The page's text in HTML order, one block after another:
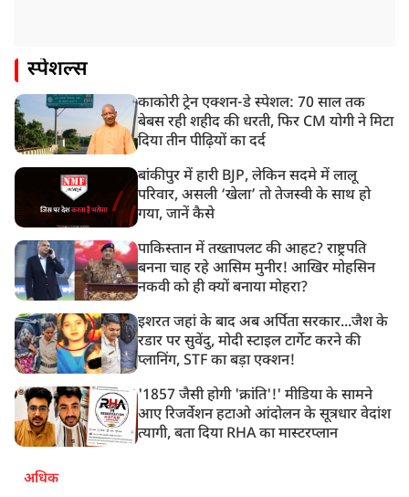
स्पेशल्स
काकोरी ट्रेन एक्शन-डे स्पेशल: 70 साल तक
बेबस रही शहीद की धरती, फिर CM योगी ने मिटा
दिया तीन पीढ़ियों का दर्द
बांकीपुर में हारी BJP, लेकिन सदमे में लालू
परिवार, असली ‘खेला’ तो तेजस्वी के साथ हो
गया, जानें कैसे
पाकिस्तान में तख्तापलट की आहट? राष्ट्रपति
बनना चाह रहे आसिम मुनीर! आखिर मोहसिन
नकवी को ही क्यों बनाया मोहरा?
इशरत जहां के बाद अब अर्पिता सरकार...जैश के
रडार पर सुवेंदु, मोदी स्टाइल टार्गेट करने की
प्लानिंग, STF का बड़ा एक्शन!
'1857 जैसी होगी 'क्रांति'!' मीडिया के सामने
आए रिजर्वेशन हटाओ आंदोलन के सूत्रधार वेदांश
त्यागी, बता दिया RHA का मास्टरप्लान
अधिक